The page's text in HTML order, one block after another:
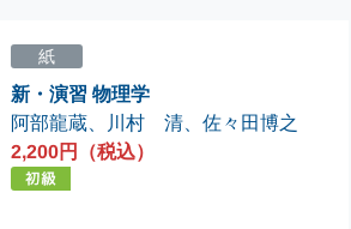
紙
新・演習 物理学
阿部龍蔵 川村 清 、佐々田博之
2,200円（税込）